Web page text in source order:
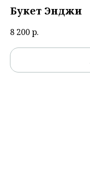
Букет Энджи
8 200р.